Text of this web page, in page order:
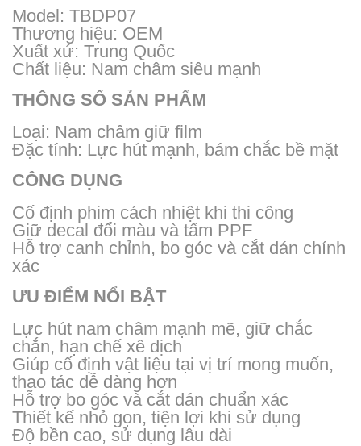
Model: TBDP07
Thương hiệu: OEM
Xuất xứ: Trung Quốc
Chất liệu: Nam châm siêu mạnh
THÔNG SỐ SẢN PHẨM
Loại: Nam châm giữ film
Đặc tính: Lực hút mạnh, bám chắc bề mặt
CÔNG DỤNG
Cố định phim cách nhiệt khi thi công
Giữ decal đổi màu và tấm PPF
Hỗ trợ canh chỉnh, bo góc và cắt dán chính
xác
ƯU ĐIỂM NỔI BẬT
Lực hút nam châm mạnh mẽ, giữ chắc
chắn, hạn chế xê dịch
Giúp cố định vật liệu tại vị trí mong muốn,
thao tác dễ dàng hơn
Hỗ trợ bo góc và cắt dán chuẩn xác
Thiết kế nhỏ gọn, tiện lợi khi sử dụng
Độ bền cao, sử dụng lâu dài